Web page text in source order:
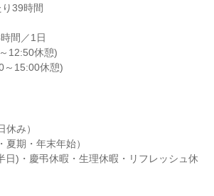
39時間
間／1日
12:50休憩)
～15:00休憩)
み）
期・年末年始）
日)・慶弔休暇・生理休暇・リフレッシュ休